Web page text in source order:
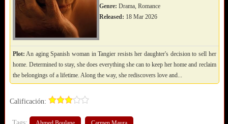
Genre: Drama, Romance
Released: 18 Mar 2026
Plot: An aging Spanish woman in Tangier resists her daughter's decision to sell her
home. Determined to stay, she does everything she can to keep her home and reclaim
the belongings of a lifetime. Along the way, she rediscovers love and...
Calificación: